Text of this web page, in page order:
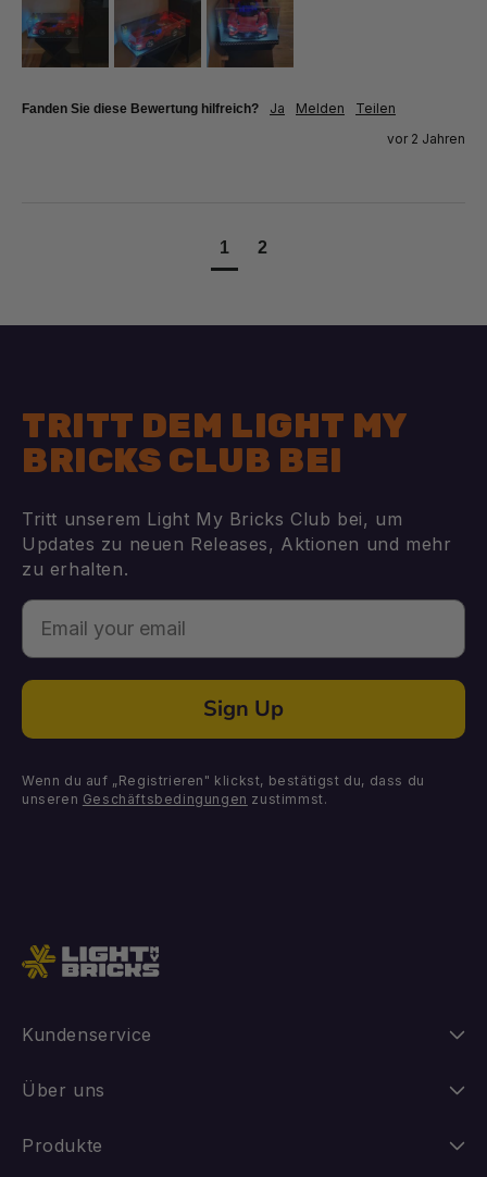
Fanden Sie diese Bewertung hilfreich? Ja Melden
Teilen
vor 2 Jahren
1 2
TRITT DEM LIGHT MY
BRICKS CLUB BEI
Tritt unserem Light My Bricks Club bei, um
Updates zu neuen Releases, Aktionen und mehr
zu erhalten.
Email
Sign Up
Wenn du auf „Registrieren" klickst, bestätigst du, dass du
unseren Geschäftsbedingungen zustimmst.
Kundenservice
Anleitungen
Über uns
Unsere Geschichte
Produkte